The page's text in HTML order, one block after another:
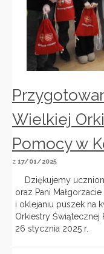
Wielkiej
Pomocy w
z 17/01/2025
Dziękujemy
oraz Pani
i oklejaniu puszek na
Orkiestry
26 stycznia 2025 r.